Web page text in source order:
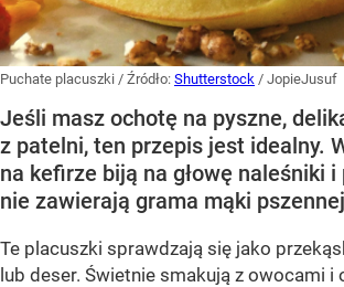
Puchate placuszki / Źródło: Shutterstock / JopieJusuf
Jeśli masz ochotę na pyszne,
z patelni, ten przepis jest idealny.
na kefirze biją na głowę naleśniki i
nie zawierają grama mąki
Te placuszki sprawdzają się jako
lub deser. Świetnie smakują z owocami i